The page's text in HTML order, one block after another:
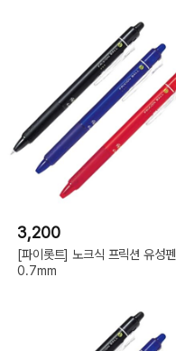
3,200
[파이롯트] 노크식 프릭션 유성펜
0.7mm